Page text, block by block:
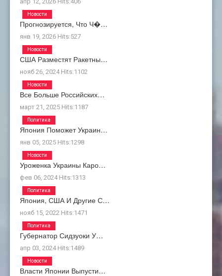
Прогнозируется, Что Ч�…
янв 19, 2026 Hits:527
Новости
США Разместят Ракетны…
нояб 26, 2024 Hits:1102
Новости
Все Больше Российских…
март 21, 2025 Hits:1187
Новости
Япония Поможет Украин…
янв 05, 2025 Hits:1298
Политика
Уроженка Украины Каро…
фев 06, 2024 Hits:1313
Новости
Япония, США И Другие С…
нояб 15, 2022 Hits:1471
Политика
Губернатор Сидзуоки У…
апр 03, 2024 Hits:1489
Политика
Власти Японии Выпусти…
Новости